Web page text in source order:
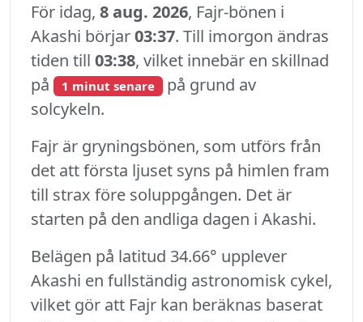
För idag, 8 aug. 2026, Fajr-bönen i
Akashi börjar03:37. Till imorgon ändras
tiden till 03:38, vilket innebär en skillnad
på
1 minut senare på grund av
solcykeln.
Fajr är gryningsbönen, som utförs från
det att första ljuset syns på himlen fram
till strax före soluppgången. Det är
starten på den andliga dagen i Akashi.
Belägen på latitud 34.66° upplever
Akashi en fullständig astronomisk cykel,
vilket gör att Fajr kan beräknas baserat